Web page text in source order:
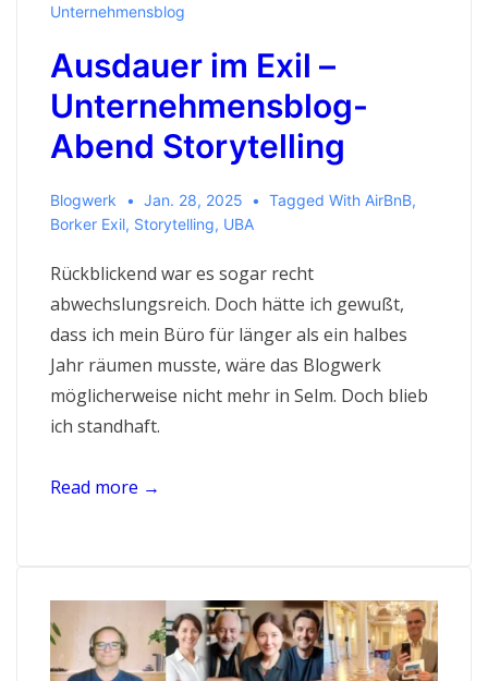
Unternehmensblog
Ausdauer im Exil –
Unternehmensblog-
Abend Storytelling
Blogwerk Jan. 28, 2025 Tagged With AirBnB,
Borker Exil, Storytelling, UBA
Rückblickend war es sogar recht
abwechslungsreich. Doch hätte ich gewußt,
dass ich mein Büro für länger als ein halbes
Jahr räumen musste, wäre das Blogwerk
möglicherweise nicht mehr in Selm. Doch blieb
ich standhaft.
Read more →